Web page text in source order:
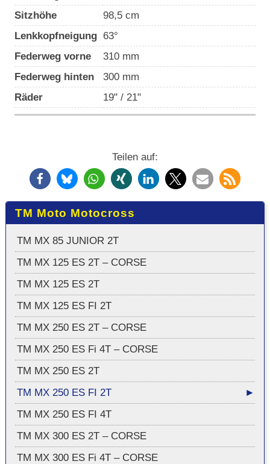
Sitzhöhe
98,5 cm
Lenkkopfneigung 63°
Federweg vorne
310 mm
Federweg hinten
300 mm
Räder
19" / 21"
Teilen auf:
TM Moto Motocross
TM MX 85 JUNIOR 2T
TM MX 125 ES 2T – CORSE
TM MX 125 ES 2T
TM MX 125 ES FI 2T
TM MX 250 ES 2T – CORSE
TM MX 250 ES Fi 4T – CORSE
TM MX 250 ES 2T
TM MX 250 ES FI 2T
TM MX 250 ES FI 4T
TM MX 300 ES 2T – CORSE
TM MX 300 ES Fi 4T – CORSE